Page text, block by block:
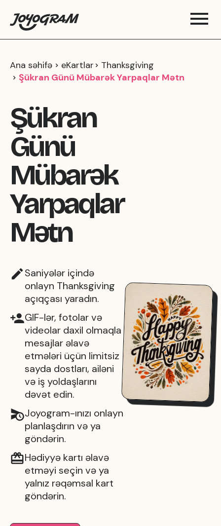
Ana səhifə eKartlar
Thanksgiving
Şükran Günü Mübarək Yarpaqlar Mətn
Şükran
Günü
Mübarək
Yarpaqlar
Mətn
Saniyələr içində
onlayn Thanksgiving
açıqçası yaradın.
GIF-lər, fotolar və
videolar daxil olmaqla
mesajlar əlavə
etmələri üçün limitsiz
sayda dostları, ailəni
və iş yoldaşlarını
dəvət edin.
Joyogram-ınızı onlayn
planlaşdırın və ya
göndərin.
Hədiyyə kartı əlavə
etməyi seçin və ya
yalnız rəqəmsal kart
göndərin.